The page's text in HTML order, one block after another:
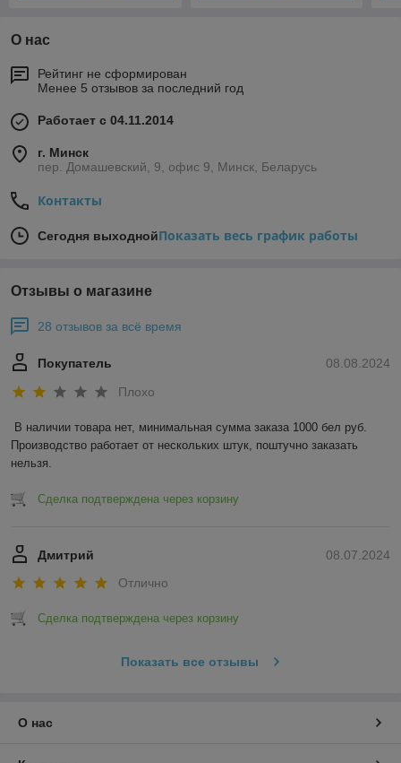
О нас
Рейтинг не сформирован
Менее 5 отзывов за последний год
Работает с 04.11.2014
г. Минск
пер. Домашевский, 9, офис 9, Минск, Беларусь
Контакты
Сегодня выходнойПоказать весь график работы
Отзывы о магазине
28 отзывов за всё время
08.08.2024
Покупатель
Плохо
В наличии товара нет, минимальная сумма заказа 1000 бел руб.
Производство работает от нескольких штук, поштучно заказать
нельзя.
Сделка подтверждена через корзину
08.07.2024
Дмитрий
Отлично
Сделка подтверждена через корзину
Показать все отзывы
О нас